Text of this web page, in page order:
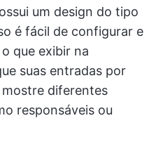
um design do tipo
é fácil de configurar e
que exibir na
suas entradas por
diferentes
responsáveis ou